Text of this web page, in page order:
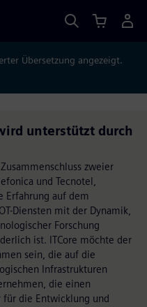
Übersetzung angezeigt.
unterstützt durch
zweier
und Tecnotel,
Erfahrung auf dem
Diensten mit der Dynamik,
Forschung
ist. ITCore möchte der
sein, die auf die
Infrastrukturen
die einen
für die Entwicklung und